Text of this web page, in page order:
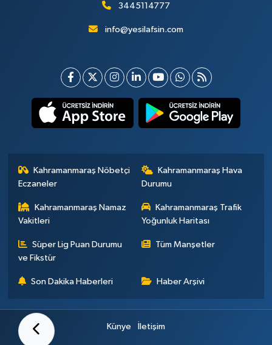
3445114777
info@yesilafsin.com
Kahramanmaraş Nöbetçi
Eczaneler
Kahramanmaraş Hava
Durumu
Kahramanmaraş Namaz
Vakitleri
Kahramanmaraş Trafik
Yoğunluk Haritası
Süper Lig Puan Durumu
ve Fikstür
Tüm Manşetler
Son Dakika Haberleri Haber Arşivi
Künye İletişim